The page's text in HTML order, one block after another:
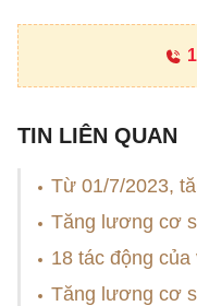
TIN LIÊN QUAN
Từ 01/7/2023,
Tăng lương cơ
18 tác động
Tăng lương cơ